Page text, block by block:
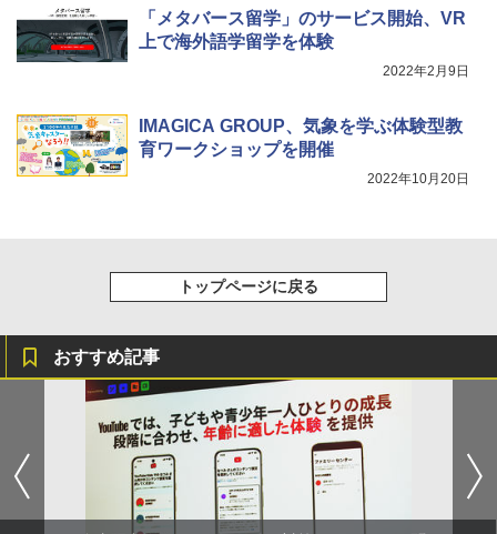
「メタバース留学」のサービス開始、VR
上で海外語学留学を体験
2022年2月9日
IMAGICA GROUP、気象を学ぶ体験型教
育ワークショップを開催
2022年10月20日
トップページに戻る
おすすめ記事